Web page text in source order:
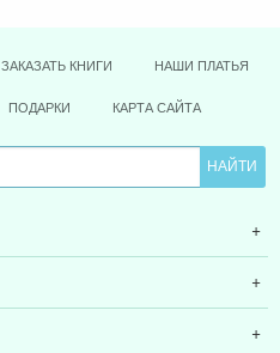
ЗАКАЗАТЬ КНИГИ НАШИ ПЛАТЬЯ
ПОДАРКИ КАРТА САЙТА